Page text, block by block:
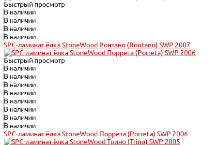
Быстрый просмотр
В наличии
В наличии
В наличии
В наличии
SPC-ламинат ёлка StoneWood Ронтано (Rontano) SWP 2007
Быстрый просмотр
В наличии
В наличии
В наличии
В наличии
В наличии
В наличии
В наличии
В наличии
SPC-ламинат ёлка StoneWood Поррета (Porreta) SWP 2006